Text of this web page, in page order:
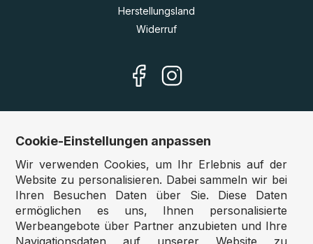
Herstellungsland
Widerruf
Unsere Shops
Deutschland:www.puzzle.de
Österreich:
www.puzzle.at
Belgien:www.puzzle.be
Großbritannien:www.jigsawpuzzle.co.uk
Cookie-Einstellungen anpassen
Wir verwenden Cookies, um Ihr Erlebnis auf der
Website zu personalisieren. Dabei sammeln wir bei
Ihren Besuchen Daten über Sie. Diese Daten
ermöglichen es uns, Ihnen personalisierte
Werbeangebote über Partner anzubieten und Ihre
Navigationsdaten auf unserer Website zu